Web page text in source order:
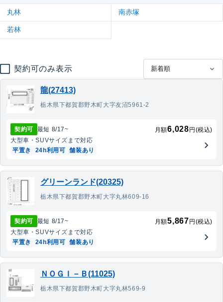
丸林 南赤塚
若林
契約可のみ表示
龍(27413)
栃木県下都賀郡野木町大字友沼5961-2
契約可 最短 8/17~ 月額6,028 円(税込)
大型車・SUVサイズまで対応
平置き
24h利用可 舗装あり
グリーンランド(20325)
栃木県下都賀郡野木町大字丸林609-16
契約可 最短 8/17~ 月額5,867 円(税込)
大型車・SUVサイズまで対応
平置き
24h利用可 舗装あり
ＮＯＧＩ－Ｂ(11025)
栃木県下都賀郡野木町大字丸林569-9